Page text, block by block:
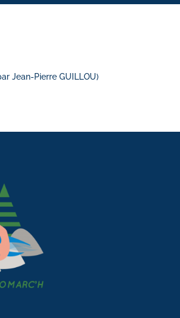
Jean-Pierre GUILLOU)